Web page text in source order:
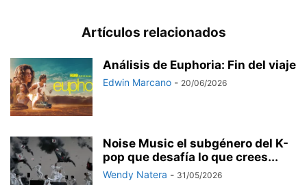
Artículos relacionados
Análisis de Euphoria: Fin del viaje
Edwin Marcano - 20/06/2026
Noise Music el subgénero del K-
pop que desafía lo que crees...
Wendy Natera - 31/05/2026